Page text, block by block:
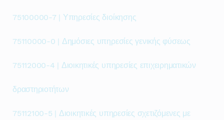
75100000-7 | Υπηρεσίες διοίκησης
75110000-0 | Δημόσιες υπηρεσίες γενικής φύσεως
75112000-4 | Διοικητικές υπηρεσίες επιχειρηματικών
δραστηριοτήτων
75112100-5 | Διοικητικές υπηρεσίες σχετιζόμενες με